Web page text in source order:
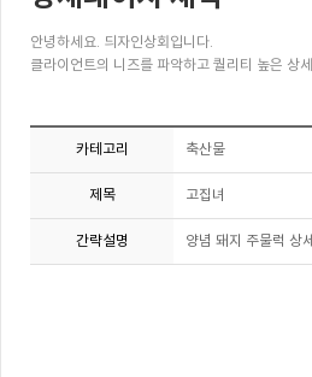
안녕하세요. 듸자인상회입니다.
클라이언트의 니즈를 파악하고 퀄리티 높은 상
카테고리 축산물
제목 고집녀
간략설명 양념 돼지 주물럭 상